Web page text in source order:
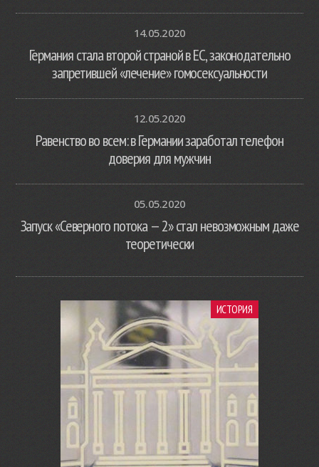
14.05.2020
Германия стала второй страной в ЕС, законодательно
запретившей «лечение» гомосексуальности
12.05.2020
Равенство во всем: в Германии заработал телефон
доверия для мужчин
05.05.2020
Запуск «Северного потока — 2» стал невозможным даже
теоретически
ИСТОРИЯ